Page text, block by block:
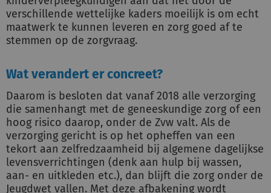
verschillende wettelijke kaders moeilijk is om echt
maatwerk te kunnen leveren en zorg goed af te
stemmen op de zorgvraag.
Wat verandert er concreet?
Daarom is besloten dat vanaf 2018 alle verzorging
die samenhangt met de geneeskundige zorg of een
hoog risico daarop, onder de Zvw valt. Als de
verzorging gericht is op het opheffen van een
tekort aan zelfredzaamheid bij algemene dagelijkse
levensverrichtingen (denk aan hulp bij wassen,
aan- en uitkleden etc.), dan blijft die zorg onder de
Jeugdwet vallen. Met deze afbakening wordt